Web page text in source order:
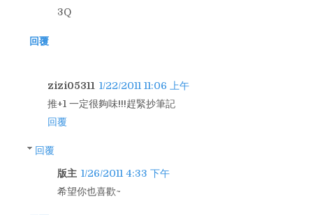
3Q
回覆
zizi05311 1/22/2011 11:06 上午
推+1 一定很夠味!!!趕緊抄筆記
回覆
回覆
版主 1/26/2011 4:33 下午
希望你也喜歡~